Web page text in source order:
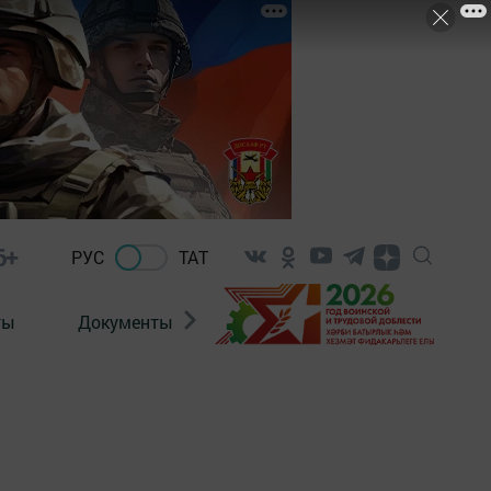
РУС ТАТ
Документы Патриотизм